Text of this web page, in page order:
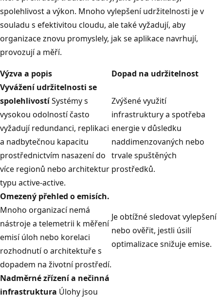
spolehlivost a výkon. Mnoho vylepšení udržitelnosti je v
souladu s efektivitou cloudu, ale také vyžadují, aby
organizace znovu promyslely, jak se aplikace navrhují,
provozují a měří.
Výzva a popis
Dopad na udržitelnost
Vyvážení udržitelnosti se
spolehlivostíSystémy s
vysokou odolností často
vyžadují redundanci, replikaci
a nadbytečnou kapacitu
prostřednictvím nasazení do
více regionů nebo architektur
typu active-active.
Zvýšené využití
infrastruktury a spotřeba
energie v důsledku
naddimenzovaných nebo
trvale spuštěných
prostředků.
Omezený přehled o emisích.
Mnoho organizací nemá
nástroje a telemetrii k měření
emisí úloh nebo korelaci
rozhodnutí o architektuře s
dopadem na životní prostředí.
Je obtížné sledovat vylepšení
nebo ověřit, jestli úsilí
optimalizace snižuje emise.
Nadměrné zřízení a nečinná
infrastruktura Úlohy jsou